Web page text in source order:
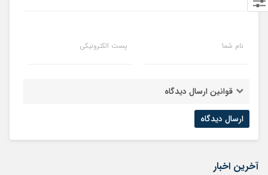
نام شما پست الکترونیکی
قوانین ارسال دیدگاه
آخرین اخبار